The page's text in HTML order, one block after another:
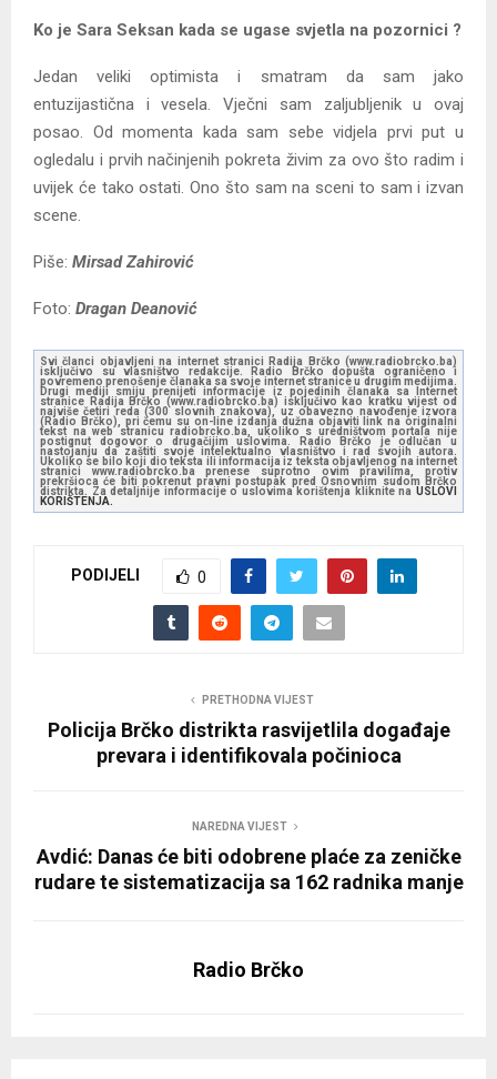
Ko je Sara Seksan kada se ugase svjetla na pozornici ?
Jedan veliki optimista i smatram da sam jako
entuzijastična i vesela. Vječni sam zaljubljenik u ovaj
posao. Od momenta kada sam sebe vidjela prvi put u
ogledalu i prvih načinjenih pokreta živim za ovo što radim i
uvijek će tako ostati. Ono što sam na sceni to sam i izvan
scene.
Piše: Mirsad Zahirović
Foto: Dragan Deanović
Svi članci objavljeni na internet stranici Radija Brčko (www.radiobrcko.ba)
isključivo su vlasništvo redakcije. Radio Brčko dopušta ograničeno i
povremeno prenošenje članaka sa svoje internet stranice u drugim medijima.
Drugi mediji smiju prenijeti informacije iz pojedinih članaka sa Internet
stranice Radija Brčko (www.radiobrcko.ba) isključivo kao kratku vijest od
najviše četiri reda (300 slovnih znakova), uz obavezno navođenje izvora
(Radio Brčko), pri čemu su on-line izdanja dužna objaviti link na originalni
tekst na web stranicu radiobrcko.ba, ukoliko s uredništvom portala nije
postignut dogovor o drugačijim uslovima. Radio Brčko je odlučan u
nastojanju da zaštiti svoje intelektualno vlasništvo i rad svojih autora.
Ukoliko se bilo koji dio teksta ili informacija iz teksta objavljenog na internet
stranici www.radiobrcko.ba prenese suprotno ovim pravilima, protiv
prekršioca će biti pokrenut pravni postupak pred Osnovnim sudom Brčko
distrikta. Za detaljnije informacije o uslovima korištenja kliknite na USLOVI
KORIŠTENJA.
PODIJELI 0
PRETHODNA VIJEST
Policija Brčko distrikta rasvijetlila događaje
prevara i identifikovala počinioca
NAREDNA VIJEST
Avdić: Danas će biti odobrene plaće za zeničke
rudare te sistematizacija sa 162 radnika manje
Radio Brčko